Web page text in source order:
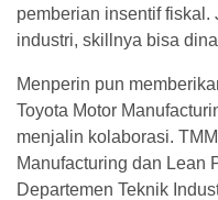
pemberian insentif
industri, skillnya bisa
Menperin pun
Toyota Motor
menjalin kolaborasi.
Manufacturing dan Lean
Departemen Teknik